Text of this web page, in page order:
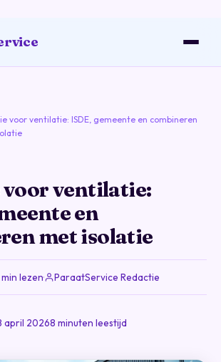
voor ventilatie: ISDE, gemeente en combineren
voor ventilatie:
en
met isolatie
min lezen· ParaatService Redactie
april 20268 minuten leestijd